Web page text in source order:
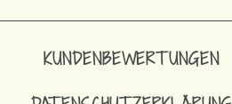
KUNDENBEWERTUNGEN